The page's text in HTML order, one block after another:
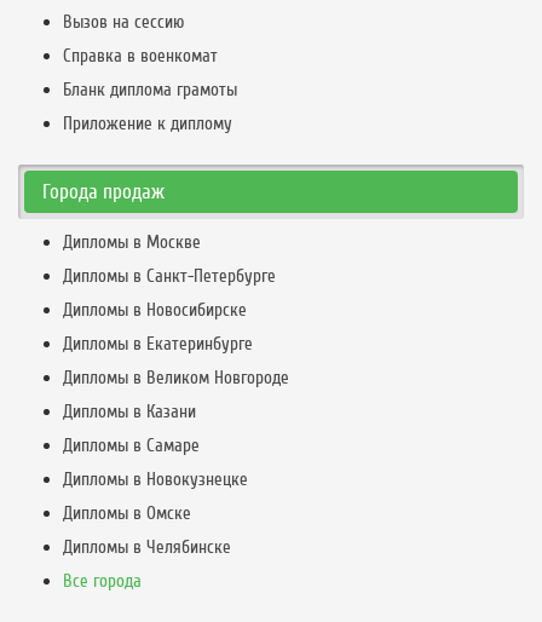
Вызов на сессию
Справка в военкомат
Бланк диплома грамоты
Приложение к диплому
Города продаж
Дипломы в Москве
Дипломы в Санкт-Петербурге
Дипломы в Новосибирске
Дипломы в Екатеринбурге
Дипломы в Великом Новгороде
Дипломы в Казани
Дипломы в Самаре
Дипломы в Новокузнецке
Дипломы в Омске
Дипломы в Челябинске
Все города